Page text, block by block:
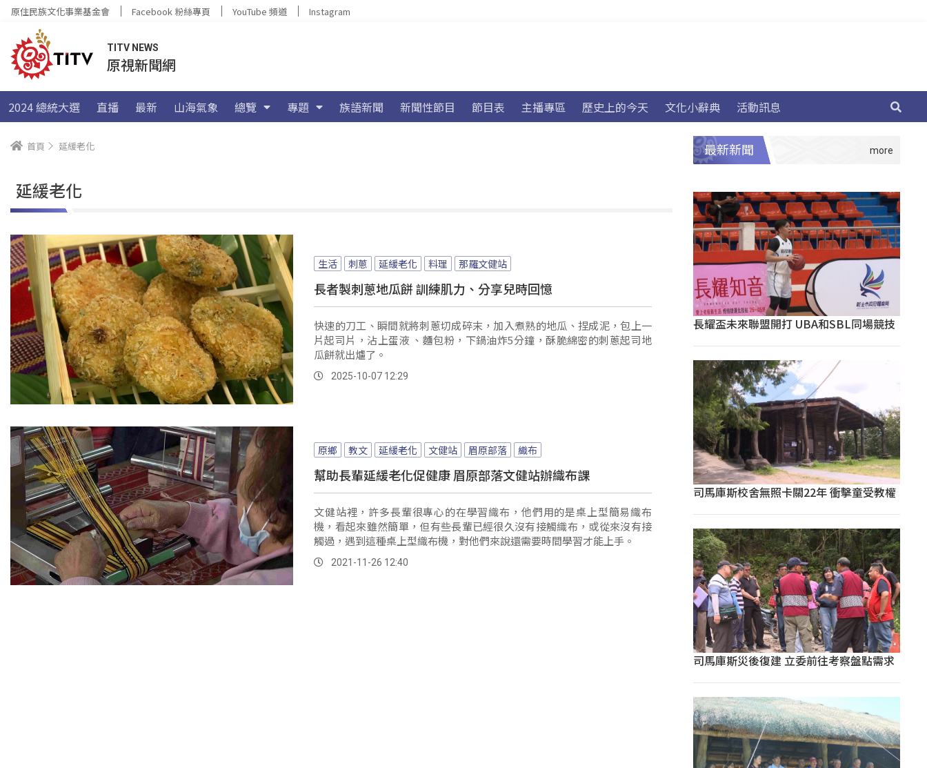
原住民族文化事業基金會 Facebook 粉絲專頁 YouTube 頻道 Instagram
TITV NEWS
原視新聞網
2024 總統大選 直播 最新 山海氣象 總覽 專題 族語新聞 新聞性節目 節目表 主播專區 歷史上的今天 文化小辭典 活動訊息
首頁 延緩老化
延緩老化
生活 刺蔥 延緩老化 料理 那羅文健站
長者製刺蔥地瓜餅 訓練肌力、分享兒時回憶
快速的刀工、瞬間就將刺蔥切成碎末，加入煮熟的地瓜、捏成泥，包上一
片起司片，沾上蛋液 、麵包粉，下鍋油炸5分鐘，酥脆綿密的刺蔥起司地
瓜餅就出爐了。
2025-10-07 12:29
原鄉 教文 延緩老化 文健站 眉原部落 織布
幫助長輩延緩老化促健康 眉原部落文健站辦織布課
文健站裡，許多長輩很專心的在學習織布，他們用的是桌上型簡易織布
機，看起來雖然簡單，但有些長輩已經很久沒有接觸織布，或從來沒有接
觸過，遇到這種桌上型織布機，對他們來說還需要時間學習才能上手。
2021-11-26 12:40
最新新聞
長耀盃未來聯盟開打 UBA和SBL同場競技
司馬庫斯校舍無照卡關22年 衝擊童受教權
司馬庫斯災後復建 立委前往考察盤點需求